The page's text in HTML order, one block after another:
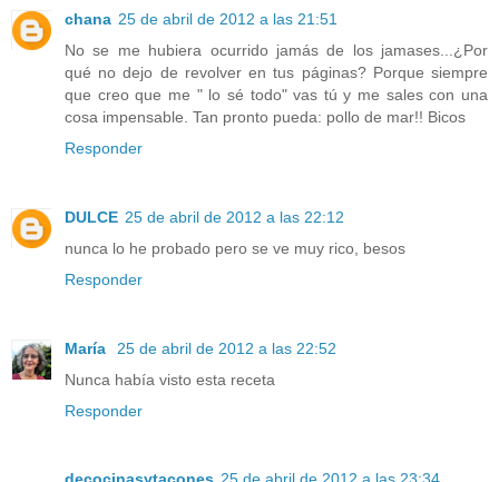
chana 25 de abril de 2012 a las 21:51
No se me hubiera ocurrido jamás de los jamases...¿Por
qué no dejo de revolver en tus páginas? Porque siempre
que creo que me " lo sé todo" vas tú y me sales con una
cosa impensable. Tan pronto pueda: pollo de mar!! Bicos
Responder
DULCE 25 de abril de 2012 a las 22:12
nunca lo he probado pero se ve muy rico, besos
Responder
María
25 de abril de 2012 a las 22:52
Nunca había visto esta receta
Responder